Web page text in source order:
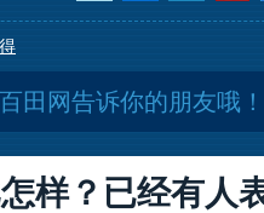
田网告诉你的朋友哦
样？已经有人